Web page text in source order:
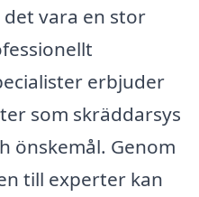
vara en stor
erbjuder
som skräddarsys
önskemål. Genom
till experter kan